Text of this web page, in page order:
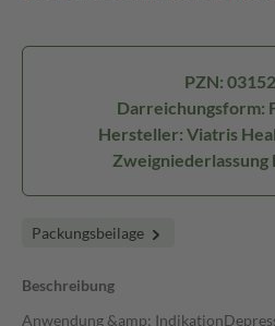
PZN:
Darreichungsform:
Hersteller: Viatris
Zweigniederlassung
Packungsbeilage
Beschreibung
Anwendung &amp;